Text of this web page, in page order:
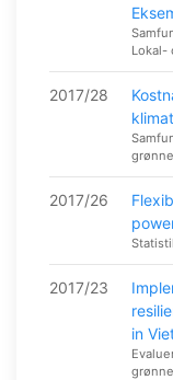
Lokal-
2017/28
2017/26
2017/23
in